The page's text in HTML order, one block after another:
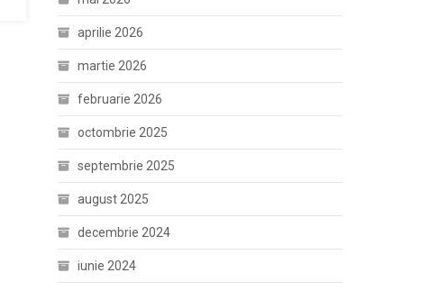
aprilie 2026
martie 2026
februarie 2026
octombrie 2025
septembrie 2025
august 2025
decembrie 2024
iunie 2024